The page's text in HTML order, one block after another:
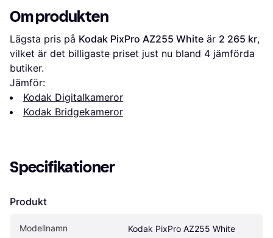
Om produkten
Lägsta pris på Kodak PixPro AZ255 White är 2 265 kr,
vilket är det billigaste priset just nu bland 4 jämförda
butiker.
Jämför:
Kodak Digitalkameror
Kodak Bridgekameror
Specifikationer
Produkt
Modellnamn Kodak PixPro AZ255 White